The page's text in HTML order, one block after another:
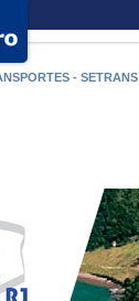
- SETRANS